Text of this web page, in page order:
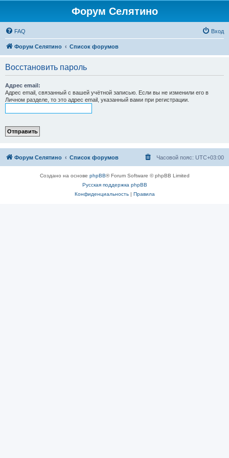
Форум Селятино
FAQ Вход
Форум Селятино Список форумов
Восстановить пароль
Адрес email:
Адрес email, связанный с вашей учётной записью. Если вы не изменили его в
Личном разделе, то это адрес email, указанный вами при регистрации.
Форум Селятино Список форумов Часовой пояс: UTC+03:00
Создано на основе phpBB® Forum Software © phpBB Limited
Русская поддержка phpBB
Конфиденциальность| Правила